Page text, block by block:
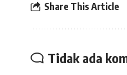
Share This Article
Tidak ada